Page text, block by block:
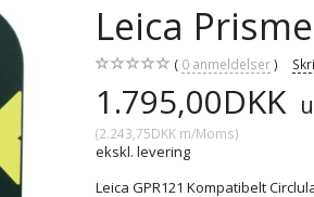
Leica
0 anmeldelser
1.795,00DKK
(2.243,75DKK m/Moms)
ekskl. levering
Leica GPR121 Kompatibelt